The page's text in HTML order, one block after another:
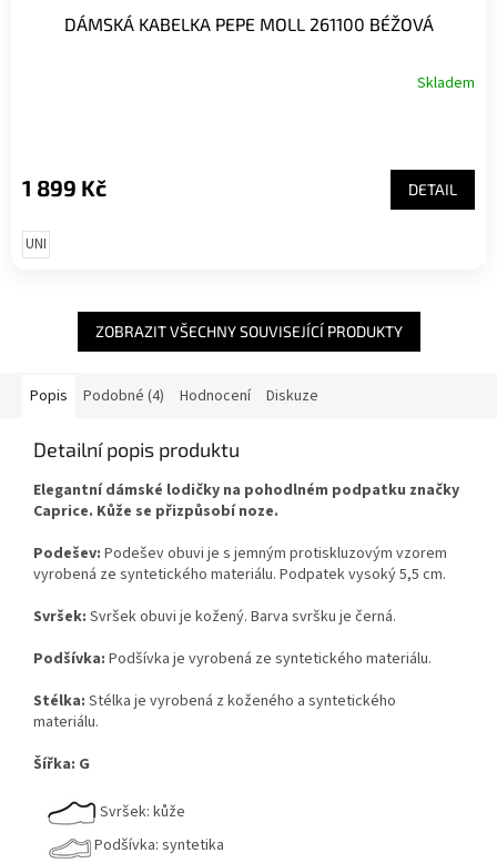
DÁMSKÁ KABELKA PEPE MOLL 261100 BÉŽOVÁ
Skladem
1 899 Kč DETAIL
UNI
ZOBRAZIT VŠECHNY SOUVISEJÍCÍ PRODUKTY
Popis Podobné (4) Hodnocení Diskuze
Detailní popis produktu
Elegantní dámské lodičky na pohodlném podpatku značky
Caprice. Kůže se přizpůsobí noze.
Podešev: Podešev obuvi je s jemným protiskluzovým vzorem
vyrobená ze syntetického materiálu. Podpatek vysoký 5,5 cm.
Svršek: Svršek obuvi je kožený. Barva svršku je černá.
Podšívka: Podšívka je vyrobená ze syntetického materiálu.
Stélka: Stélka je vyrobená z koženého a syntetického
materiálu.
Šířka: G
Svršek: kůže
Podšívka: syntetika